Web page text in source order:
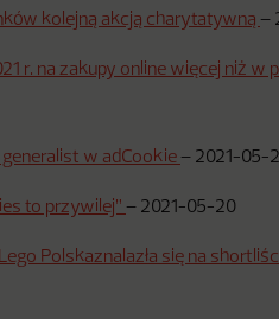
kolejną akcją charytatywną –
r. na zakupy online więcej niż w
generalist w adCookie – 2021-05-
to przywilej” – 2021-05-20
Polskaznalazła się na